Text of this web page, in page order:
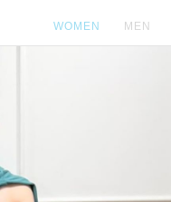
WOMEN MEN